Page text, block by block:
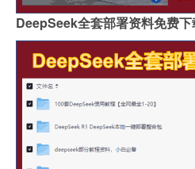
DeepSeek全套部署资料免费下